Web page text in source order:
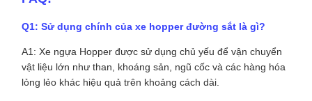
Q1: Sử dụng chính của xe hopper đường sắt là gì?
A1: Xe ngựa Hopper được sử dụng chủ yếu để vận chuyển
vật liệu lớn như than, khoáng sản, ngũ cốc và các hàng hóa
lỏng lẻo khác hiệu quả trên khoảng cách dài.